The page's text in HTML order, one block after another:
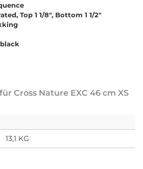
Top 1 1/8", Bottom 1 1/2"
Cross Nature EXC 46 cm XS
13,1 KG